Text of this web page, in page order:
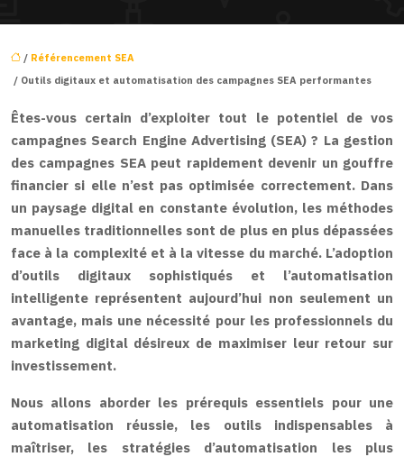
/ Référencement SEA
/ Outils digitaux et automatisation des campagnes SEA performantes
Êtes-vous certain d’exploiter tout le potentiel de vos
campagnes Search Engine Advertising (SEA) ? La gestion
des campagnes SEA peut rapidement devenir un gouffre
financier si elle n’est pas optimisée correctement. Dans
un paysage digital en constante évolution, les méthodes
manuelles traditionnelles sont de plus en plus dépassées
face à la complexité et à la vitesse du marché. L’adoption
d’outils digitaux sophistiqués et l’automatisation
intelligente représentent aujourd’hui non seulement un
avantage, mais une nécessité pour les professionnels du
marketing digital désireux de maximiser leur retour sur
investissement.
Nous allons aborder les prérequis essentiels pour une
automatisation réussie, les outils indispensables à
maîtriser, les stratégies d’automatisation les plus